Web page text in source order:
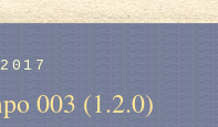
003 (1.2.0)